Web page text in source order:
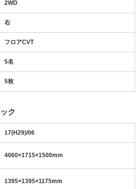
2WD
右
フロアCVT
5名
5枚
ク
17(H29)/06
4060×1715×1500mm
1395×1395×1175mm